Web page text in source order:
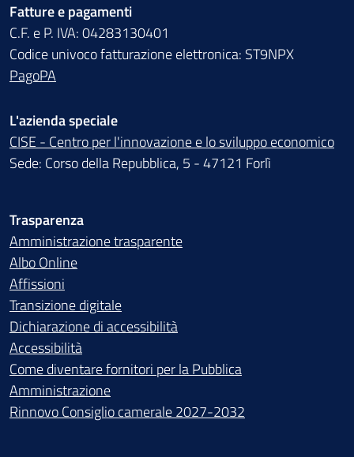
Fatture e pagamenti
C.F. e P. IVA: 04283130401
Codice univoco fatturazione elettronica: ST9NPX
PagoPA
L'azienda speciale
CISE - Centro per l'innovazione e lo sviluppo economico
Sede: Corso della Repubblica, 5 - 47121 Forlì
Trasparenza
Amministrazione trasparente
Albo Online
Affissioni
Transizione digitale
Dichiarazione di accessibilità
Accessibilità
Come diventare fornitori per la Pubblica
Amministrazione
Rinnovo Consiglio camerale 2027-2032